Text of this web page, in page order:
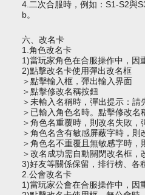
4.二次合服時，例如：S1-S2與
b。
六、改名卡
1.角色改名卡
1)當玩家角色在合服操作中，因
2)點擊改名卡使用彈出改名框
＞點擊輸入框，彈出輸入界面
＞點擊修改名稱按鈕
＞未輸入名稱時，彈出提示：請
＞已輸入角色名時。點擊修改名
＞角色名重覆時，則改名失敗，
＞角色名含有敏感屏蔽字時，
＞角色名不重覆且無敏感字時，
＞改名成功需自動關閉改名框，
3)好友等關係保留，排行榜、各
2.公會改名卡
1)當玩家公會在合服操作中，因